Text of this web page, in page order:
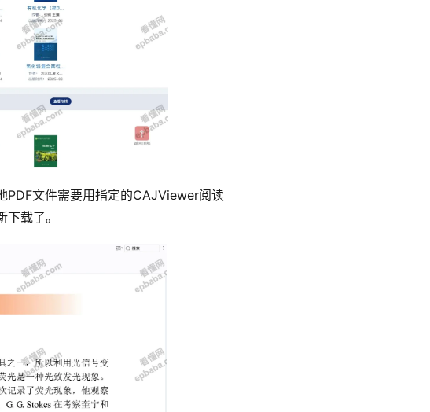
PDF文件需要用指定的CAJViewer阅读
载了。